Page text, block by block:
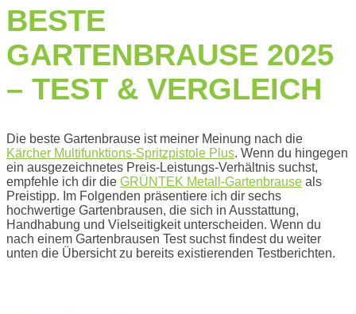
BESTE
GARTENBRAUSE 2025
– TEST & VERGLEICH
Die beste Gartenbrause ist meiner Meinung nach die
Kärcher Multifunktions-Spritzpistole Plus. Wenn du hingegen
ein ausgezeichnetes Preis-Leistungs-Verhältnis suchst,
empfehle ich dir die GRÜNTEK Metall-Gartenbrause als
Preistipp. Im Folgenden präsentiere ich dir sechs
hochwertige Gartenbrausen, die sich in Ausstattung,
Handhabung und Vielseitigkeit unterscheiden. Wenn du
nach einem Gartenbrausen Test suchst findest du weiter
unten die Übersicht zu bereits existierenden Testberichten.